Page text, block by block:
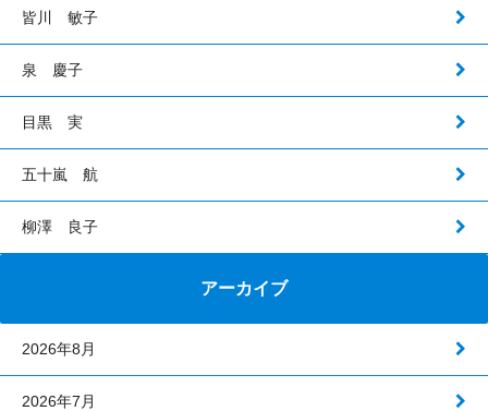
皆川 敏子
泉 慶子
目黒 実
五十嵐 航
柳澤 良子
アーカイブ
2026年8月
2026年7月